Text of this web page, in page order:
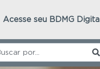
Acesse seu BDMG Digital